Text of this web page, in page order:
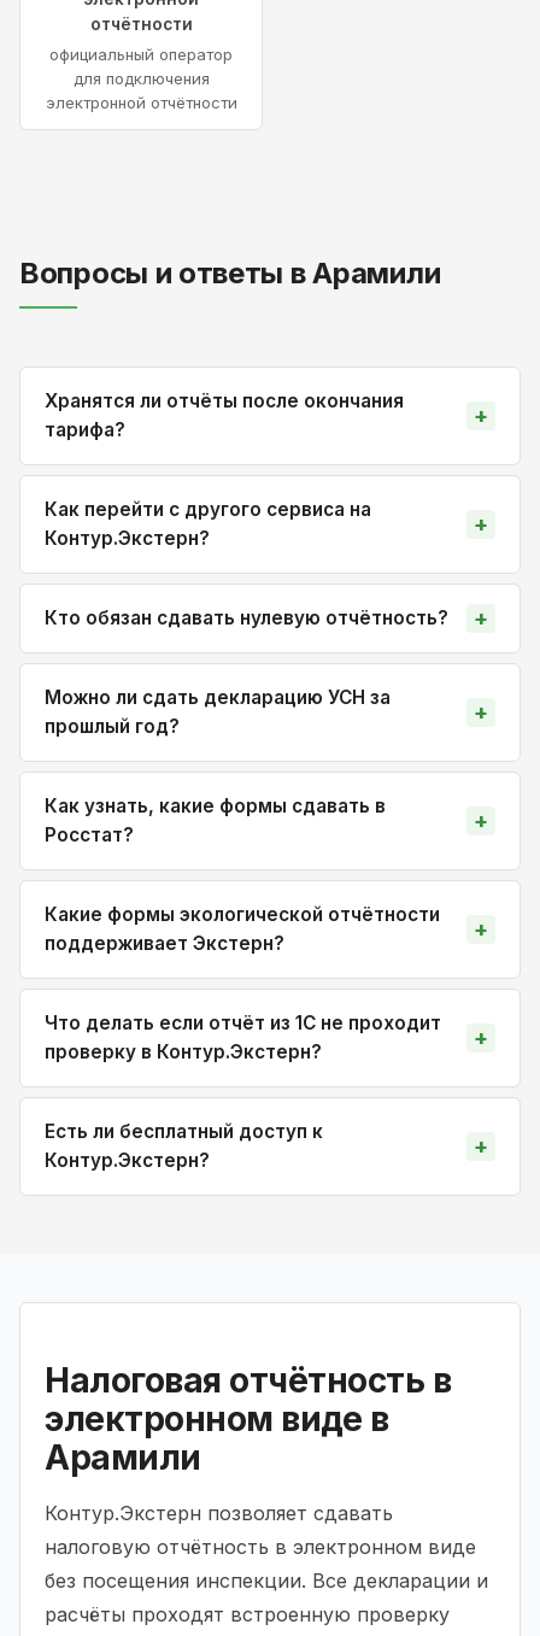
отчётности
официальный оператор
для подключения
электронной отчётности
Вопросы и ответы в Арамили
Хранятся ли отчёты после окончания
тарифа?
Как перейти с другого сервиса на
Контур.Экстерн?
Кто обязан сдавать нулевую отчётность?
Можно ли сдать декларацию УСН за
прошлый год?
Как узнать, какие формы сдавать в
Росстат?
Какие формы экологической отчётности
поддерживает Экстерн?
Что делать если отчёт из 1С не проходит
проверку в Контур.Экстерн?
Есть ли бесплатный доступ к
Контур.Экстерн?
Налоговая отчётность в
электронном виде в
Арамили
Контур.Экстерн позволяет сдавать
налоговую отчётность в электронном виде
без посещения инспекции. Все декларации и
расчёты проходят встроенную проверку